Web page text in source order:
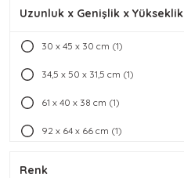
Uzunluk x Genişlik x Yükseklik
30 x 45 x 30 cm (1)
34,5 x 50 x 31,5 cm (1)
61 x 40 x 38 cm (1)
92 x 64 x 66 cm (1)
Renk